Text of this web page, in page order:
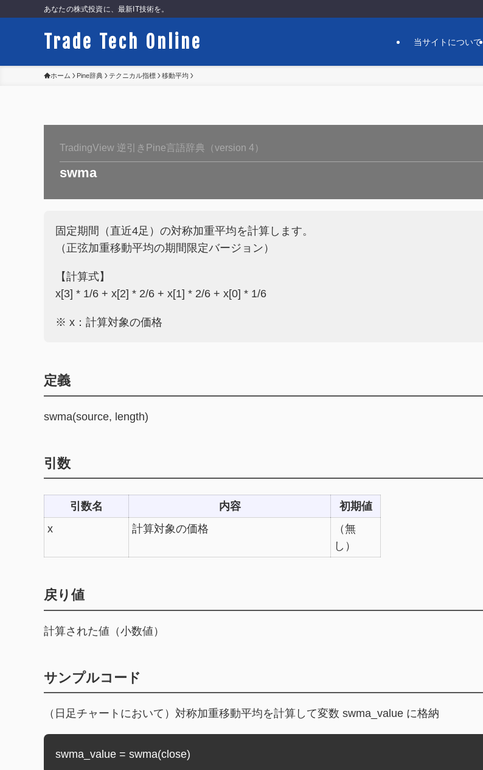
あなたの株式投資に、最新IT技術を。
Trade Tech Online 当サイトについて
ホーム Pine辞典 テクニカル指標 移動平均
TradingView 逆引きPine言語辞典（version 4）
swma
固定期間（直近4足）の対称加重平均を計算します。
（正弦加重移動平均の期間限定バージョン）
【計算式】
x[3] * 1/6 + x[2] * 2/6 + x[1] * 2/6 + x[0] * 1/6
※ x：計算対象の価格
定義
swma(source, length)
引数
引数名 内容
初期値
x
計算対象の価格
（無
し）
戻り値
計算された値（小数値）
サンプルコード
（日足チャートにおいて）対称加重移動平均を計算して変数 swma_value に格納
swma_value = swma(close)